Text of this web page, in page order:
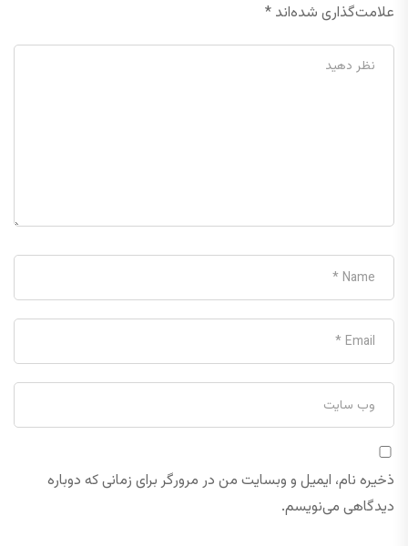
علامت‌گذاری شده‌اند *
ذخیره نام، ایمیل و وبسایت من در مرورگر برای زمانی که دوباره
دیدگاهی می‌نویسم.